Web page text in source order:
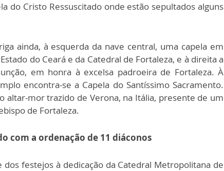
do Cristo Ressuscitado onde estão sepultados alguns
ainda, à esquerda da nave central, uma capela em
do Ceará e da Catedral de Fortaleza, e à direita a
em honra à excelsa padroeira de Fortaleza. À
encontra-se a Capela do Santíssimo Sacramento.
altar-mor trazido de Verona, na Itália, presente de um
de Fortaleza.
com a ordenação de 11 diáconos
festejos à dedicação da Catedral Metropolitana de